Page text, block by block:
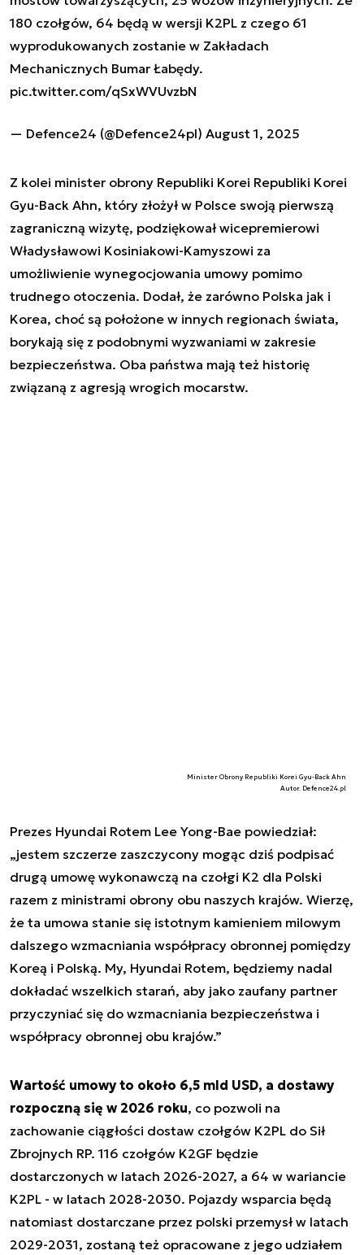
180 czołgów, 64 będą w wersji K2PL z czego 61
wyprodukowanych zostanie w Zakładach
Mechanicznych Bumar Łabędy.
pic.twitter.com/qSxWVUvzbN
— Defence24 (@Defence24pl) August 1, 2025
Z kolei minister obrony Republiki Korei Republiki Korei
Gyu-Back Ahn, który złożył w Polsce swoją pierwszą
zagraniczną wizytę, podziękował wicepremierowi
Władysławowi Kosiniakowi-Kamyszowi za
umożliwienie wynegocjowania umowy pomimo
trudnego otoczenia. Dodał, że zarówno Polska jak i
Korea, choć są położone w innych regionach świata,
borykają się z podobnymi wyzwaniami w zakresie
bezpieczeństwa. Oba państwa mają też historię
związaną z agresją wrogich mocarstw.
Minister Obrony Republiki Korei Gyu-Back Ahn
Autor. Defence24.pl
Prezes Hyundai Rotem Lee Yong-Bae powiedział:
„jestem szczerze zaszczycony mogąc dziś podpisać
drugą umowę wykonawczą na czołgi K2 dla Polski
razem z ministrami obrony obu naszych krajów. Wierzę,
że ta umowa stanie się istotnym kamieniem milowym
dalszego wzmacniania współpracy obronnej pomiędzy
Koreą i Polską. My, Hyundai Rotem, będziemy nadal
dokładać wszelkich starań, aby jako zaufany partner
przyczyniać się do wzmacniania bezpieczeństwa i
współpracy obronnej obu krajów.”
Wartość umowy to około 6,5 mld USD, a dostawy
rozpoczną się w 2026 roku, co pozwoli na
zachowanie ciągłości dostaw czołgów K2PL do Sił
Zbrojnych RP. 116 czołgów K2GF będzie
dostarczonych w latach 2026-2027, a 64 w wariancie
K2PL - w latach 2028-2030. Pojazdy wsparcia będą
natomiast dostarczane przez polski przemysł w latach
2029-2031, zostaną też opracowane z jego udziałem